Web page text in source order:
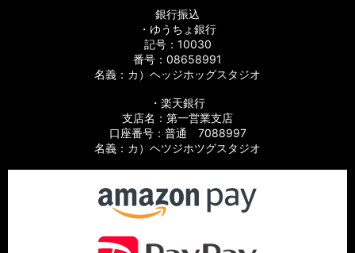
銀行振込
・ゆうちょ銀行
記号：10030
番号：08658991
名義：カ）ヘッジホッグスタジオ
・楽天銀行
支店名：第一営業支店
口座番号：普通 7088997
名義：カ）ヘツジホツグスタジオ